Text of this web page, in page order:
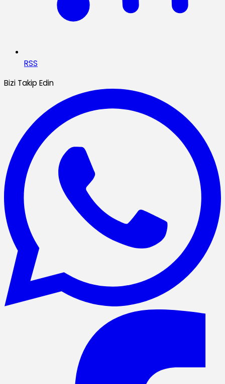
RSS
Bizi Takip Edin